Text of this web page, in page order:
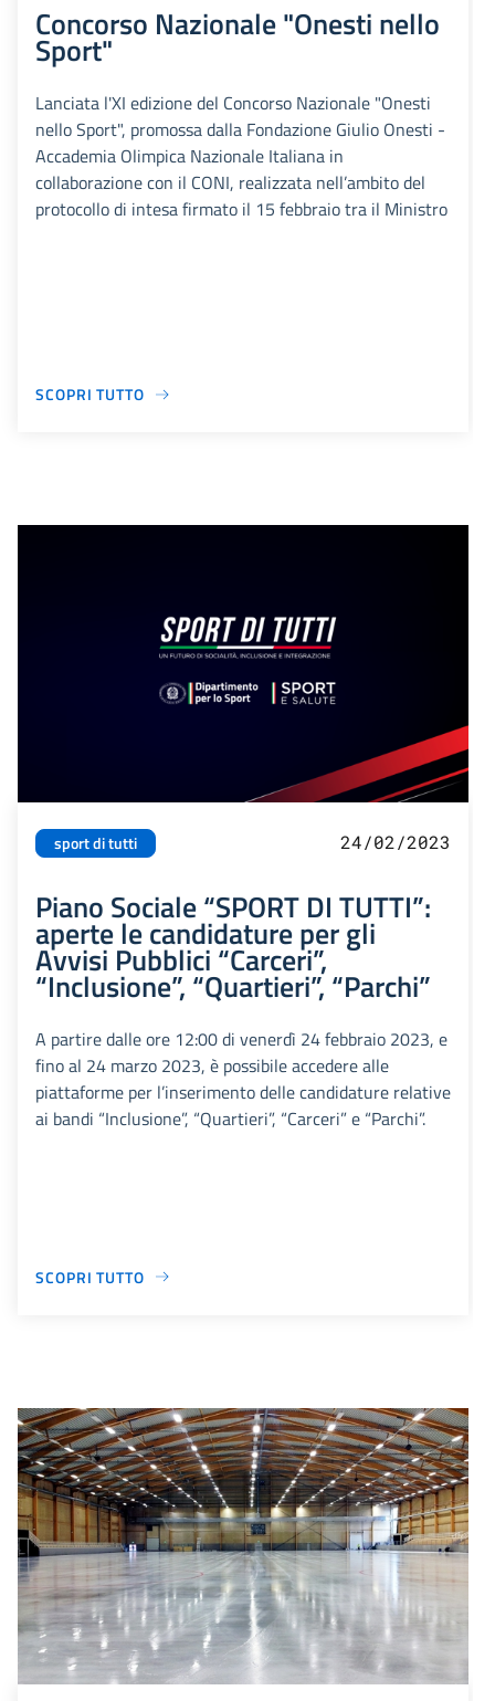
Concorso Nazionale "Onesti nello
Sport"
Lanciata l'XI edizione del Concorso Nazionale "Onesti
nello Sport", promossa dalla Fondazione Giulio Onesti -
Accademia Olimpica Nazionale Italiana in
collaborazione con il CONI, realizzata nell’ambito del
protocollo di intesa firmato il 15 febbraio tra il Ministro
SCOPRI TUTTO
sport di tutti 24/02/2023
Piano Sociale “SPORT DI TUTTI”:
aperte le candidature per gli
Avvisi Pubblici “Carceri”,
“Inclusione”, “Quartieri”, “Parchi”
A partire dalle ore 12:00 di venerdì 24 febbraio 2023, e
fino al 24 marzo 2023, è possibile accedere alle
piattaforme per l’inserimento delle candidature relative
ai bandi “Inclusione”, “Quartieri”, “Carceri” e “Parchi”.
SCOPRI TUTTO